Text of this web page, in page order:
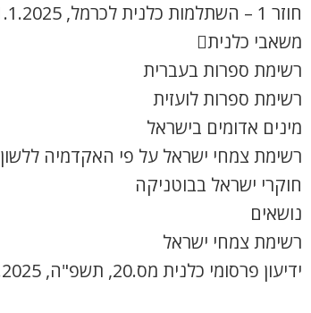
חוזר 1 – השתלמות כלנית לכרמל, 21.1.2025
משאבי כלנית
רשימת ספרות בעברית
רשימת ספרות לועזית
מינים אדומים בישראל
רשימת צמחי ישראל על פי האקדמיה ללשון
חוקרי ישראל בבוטניקה
נושאים
רשימת צמחי ישראל
ידיעון פרסומי כלנית מס.20, תשפ"ה, 5.2.2025